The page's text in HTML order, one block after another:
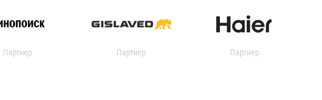
Партнер Партнер Партнер